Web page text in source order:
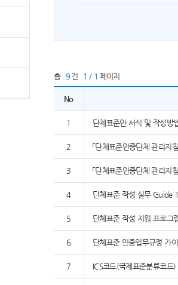
총 9 건 1 / 1 페이지
No
1 단체표준안 서식 및 작성방
2 「단체표준인증단체 관리지
3 「단체표준인증단체 관리지
4 단체표준 작성 실무 Guide
5 단체표준 작성 지원 프로
6 단체표준 인증업무규정 가
7 ICS코드(국제표준분류코드